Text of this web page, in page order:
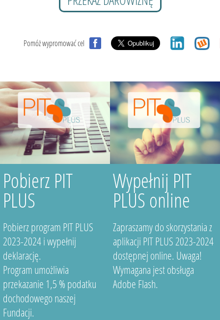
Pomóż wypromować cel
Pobierz PIT
PLUS
Pobierz program PIT PLUS
2023-2024 i wypełnij
deklarację.
Program umożliwia
przekazanie 1,5 % podatku
dochodowego naszej
Fundacji.
Wypełnij PIT
PLUS online
Zapraszamy do skorzystania z
aplikacji PIT PLUS 2023-2024
dostępnej online. Uwaga!
Wymagana jest obsługa
Adobe Flash.